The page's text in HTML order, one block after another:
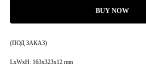
BUY NOW
(ПОД ЗАКАЗ)
LxWxH: 163x323x12 mm